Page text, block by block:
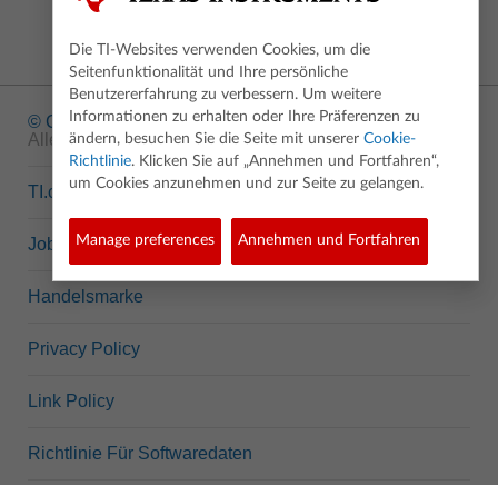
© Copyright1995-2026 Texas Instruments Incorporated.
Alle Rechte vorbehalten.
TI.com
Jobs bei TI
Handelsmarke
Privacy Policy
Link Policy
Richtlinie Für Softwaredaten
Die TI-Websites verwenden Cookies, um die
Seitenfunktionalität und Ihre persönliche
Benutzererfahrung zu verbessern. Um weitere
Informationen zu erhalten oder Ihre Präferenzen zu
ändern, besuchen Sie die Seite mit unserer Cookie-
Richtlinie. Klicken Sie auf „Annehmen und Fortfahren“,
um Cookies anzunehmen und zur Seite zu gelangen.
Manage preferences Annehmen und Fortfahren